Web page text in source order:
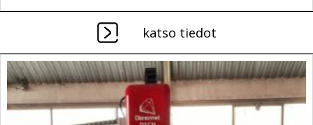
katso tiedot